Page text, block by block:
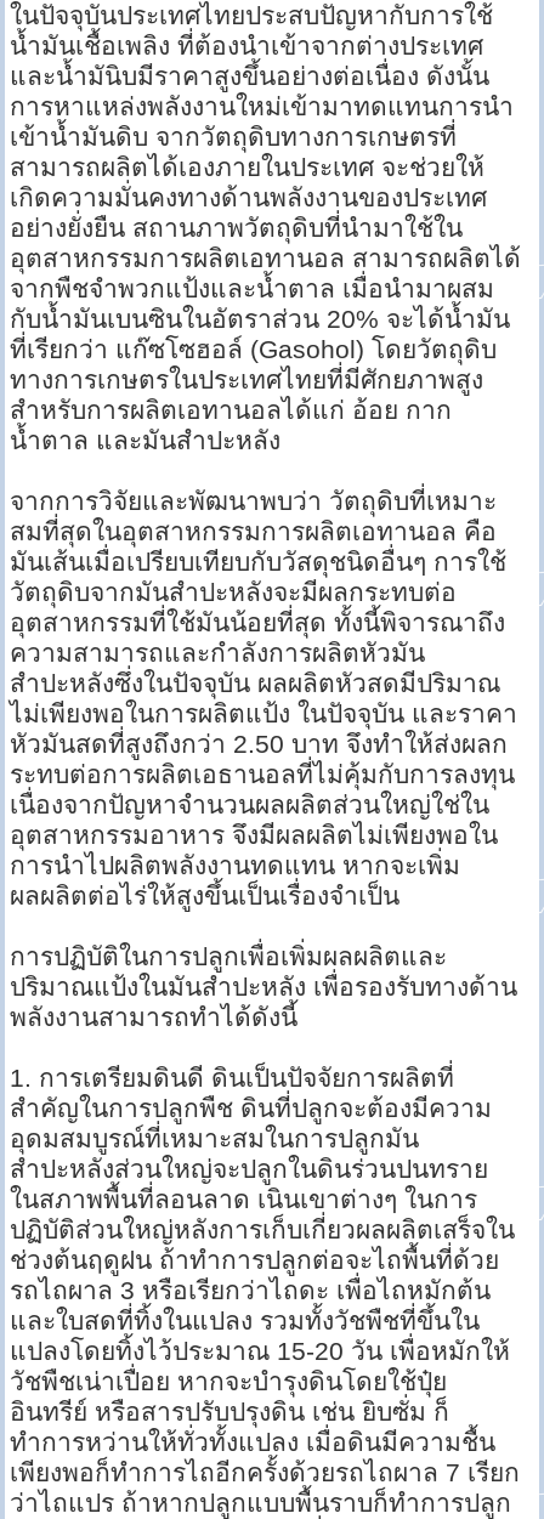
ในปัจจุบันประเทศไทยประสบปัญหากับการใช้
น้ำมันเชื้อเพลิง ที่ต้องนำเข้าจากต่างประเทศ
และน้ำมันิบมีราคาสูงขึ้นอย่างต่อเนื่อง ดังนั้น
การหาแหล่งพลังงานใหม่เข้ามาทดแทนการนำ
เข้าน้ำมันดิบ จากวัตถุดิบทางการเกษตรที่
สามารถผลิตได้เองภายในประเทศ จะช่วยให้
เกิดความมั่นคงทางด้านพลังงานของประเทศ
อย่างยั่งยืน สถานภาพวัตถุดิบที่นำมาใช้ใน
อุตสาหกรรมการผลิตเอทานอล สามารถผลิตได้
จากพืชจำพวกแป้งและน้ำตาล เมื่อนำมาผสม
กับน้ำมันเบนซินในอัตราส่วน 20% จะได้น้ำมัน
ที่เรียกว่า แก๊ซโซฮอล์ (Gasohol) โดยวัตถุดิบ
ทางการเกษตรในประเทศไทยที่มีศักยภาพสูง
สำหรับการผลิตเอทานอลได้แก่ อ้อย กาก
น้ำตาล และมันสำปะหลัง
จากการวิจัยและพัฒนาพบว่า วัตถุดิบที่เหมาะ
สมที่สุดในอุตสาหกรรมการผลิตเอทานอล คือ
มันเส้นเมื่อเปรียบเทียบกับวัสดุชนิดอื่นๆ การใช้
วัตถุดิบจากมันสำปะหลังจะมีผลกระทบต่อ
อุตสาหกรรมที่ใช้มันน้อยที่สุด ทั้งนี้พิจารณาถึง
ความสามารถและกำลังการผลิตหัวมัน
สำปะหลังซึ่งในปัจจุบัน ผลผลิตหัวสดมีปริมาณ
ไม่เพียงพอในการผลิตแป้ง ในปัจจุบัน และราคา
หัวมันสดที่สูงถึงกว่า 2.50 บาท จึงทำให้ส่งผลก
ระทบต่อการผลิตเอธานอลที่ไม่คุ้มกับการลงทุน
เนื่องจากปัญหาจำนวนผลผลิตส่วนใหญ่ใช่ใน
อุตสาหกรรมอาหาร จึงมีผลผลิตไม่เพียงพอใน
การนำไปผลิตพลังงานทดแทน หากจะเพิ่ม
ผลผลิตต่อไร่ให้สูงขึ้นเป็นเรื่องจำเป็น
การปฏิบัติในการปลูกเพื่อเพิ่มผลผลิตและ
ปริมาณแป้งในมันสำปะหลัง เพื่อรองรับทางด้าน
พลังงานสามารถทำได้ดังนี้
1. การเตรียมดินดี ดินเป็นปัจจัยการผลิตที่
สำคัญในการปลูกพืช ดินที่ปลูกจะต้องมีความ
อุดมสมบูรณ์ที่เหมาะสมในการปลูกมัน
สำปะหลังส่วนใหญ่จะปลูกในดินร่วนปนทราย
ในสภาพพื้นที่ลอนลาด เนินเขาต่างๆ ในการ
ปฏิบัติส่วนใหญ่หลังการเก็บเกี่ยวผลผลิตเสร็จใน
ช่วงต้นฤดูฝน ถ้าทำการปลูกต่อจะไถพื้นที่ด้วย
รถไถผาล 3 หรือเรียกว่าไถดะ เพื่อไถหมักต้น
และใบสดที่ทิ้งในแปลง รวมทั้งวัชพืชที่ขึ้นใน
แปลงโดยทิ้งไว้ประมาณ 15-20 วัน เพื่อหมักให้
วัชพืชเน่าเปื่อย หากจะบำรุงดินโดยใช้ปุ๋ย
อินทรีย์ หรือสารปรับปรุงดิน เช่น ยิบซั่ม ก็
ทำการหว่านให้ทั่วทั้งแปลง เมื่อดินมีความชื้น
เพียงพอก็ทำการไถอีกครั้งด้วยรถไถผาล 7 เรียก
ว่าไถแปร ถ้าหากปลูกแบบพื้นราบก็ทำการปลูก